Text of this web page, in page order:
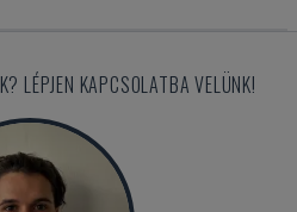
LÉPJEN KAPCSOLATBA VELÜNK!